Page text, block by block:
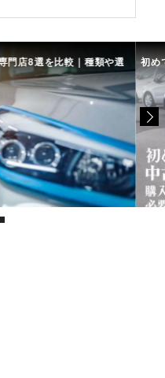
門店8選を比較｜種類や選 初め